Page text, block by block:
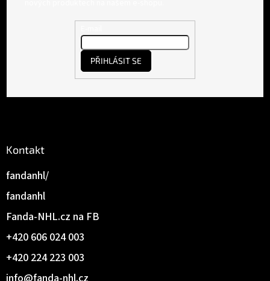
Kontakt
+420 224 223 003
+420 606 024 003
Fanda-NHL.cz na FB
fandanhl
fandanhl/
PŘIHLÁSIT SE